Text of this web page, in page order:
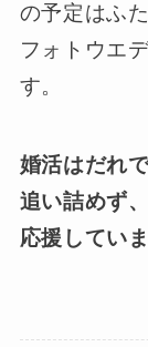
の予定はふ
フォトウエ
す。
婚活はだれ
追い詰めず
応援していま